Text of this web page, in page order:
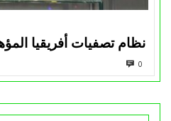
نظام تصفيات أفريقيا
0